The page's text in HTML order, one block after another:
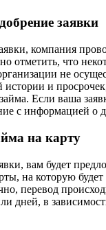
заявки
компания
отметить, что
не
и
Если ваша
с информацией о
на карту
вам будет
на которую
перевод
дней, в